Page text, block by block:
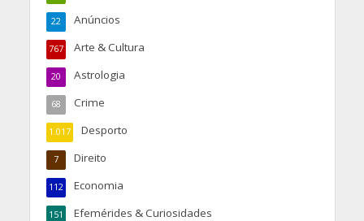
Anúncios
22
Arte & Cultura
767
Astrologia
20
Crime
68
Desporto
1.017
Direito
7
Economia
112
Efemérides & Curiosidades
151